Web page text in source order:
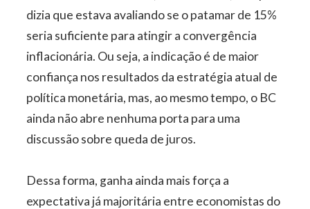
dizia que estava avaliando se o patamar de 15%
seria suficiente para atingir a convergência
inflacionária. Ou seja, a indicação é de maior
confiança nos resultados da estratégia atual de
política monetária, mas, ao mesmo tempo, o BC
ainda não abre nenhuma porta para uma
discussão sobre queda de juros.
Dessa forma, ganha ainda mais força a
expectativa já majoritária entre economistas do